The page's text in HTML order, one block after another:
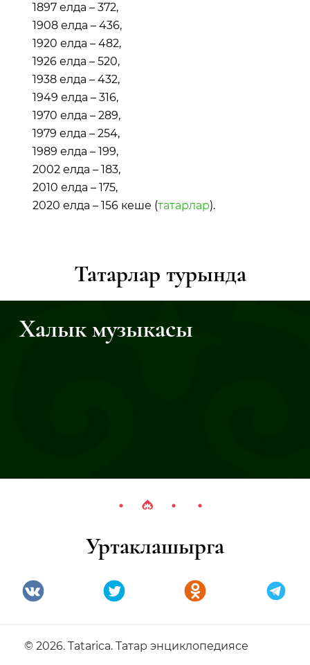
1897 елда – 372,
1908 елда – 436,
1920 елда – 482,
1926 елда – 520,
1938 елда – 432,
1949 елда – 316,
1970 елда – 289,
1979 елда – 254,
1989 елда – 199,
2002 елда – 183,
2010 елда – 175,
2020 елда – 156 кеше (татарлар).
Татарлар турында
Халык музыкасы
Уртаклашырга
© 2026. Tatarica. Татар энциклопедиясе